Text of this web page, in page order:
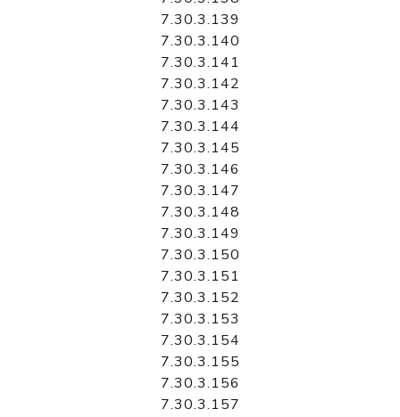
7.30.3.139
7.30.3.140
7.30.3.141
7.30.3.142
7.30.3.143
7.30.3.144
7.30.3.145
7.30.3.146
7.30.3.147
7.30.3.148
7.30.3.149
7.30.3.150
7.30.3.151
7.30.3.152
7.30.3.153
7.30.3.154
7.30.3.155
7.30.3.156
7.30.3.157